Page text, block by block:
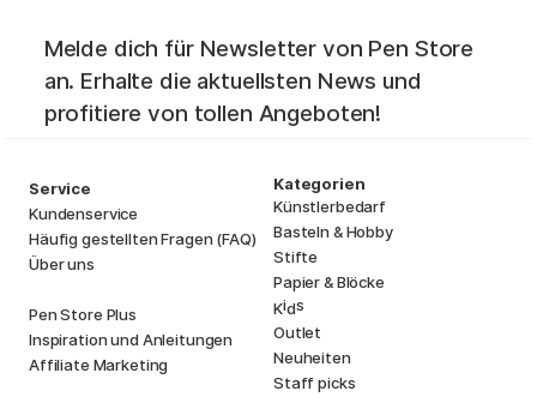
Melde dich für Newsletter von Pen Store
an. Erhalte die aktuellsten News und
profitiere von tollen Angeboten!
Service
Kundenservice
Häufig gestellten Fragen (FAQ)
Über uns
Pen Store Plus
Inspiration und Anleitungen
Affiliate Marketing
Kategorien
Künstlerbedarf
Basteln & Hobby
Stifte
Papier & Blöcke
Kids
Outlet
Neuheiten
Staff picks